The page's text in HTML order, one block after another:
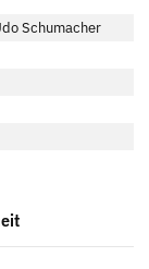
Schumacher